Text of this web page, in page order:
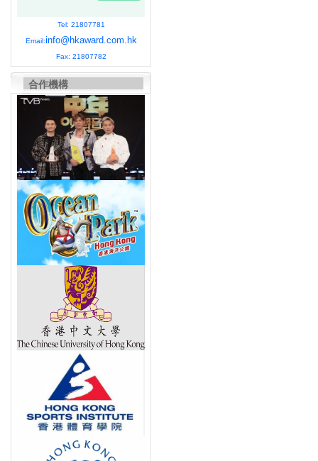
Tel: 21807781
Email:info@hkaward.com.hk
Fax: 21807782
合作機構